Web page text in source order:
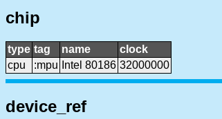
chip
type tag name
clock
cpu
:mpu Intel 80186 32000000
device_ref